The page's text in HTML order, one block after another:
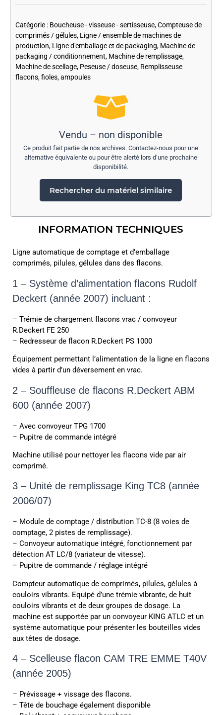
-
Catégorie : Boucheuse - visseuse - sertisseuse,Compteuse de
comprimés / gélules, Ligne / ensemble de machines de
production, Ligne d'emballage et de packaging, Machine de
packaging / conditionnement, Machine de remplissage,
Machine de scellage, Peseuse / doseuse, Remplisseuse
flacons, fioles, ampoules
Vendu – non disponible
Ce produit fait partie de nos archives. Contactez-nous pour une
alternative équivalente ou pour être alerté lors d’une prochaine
disponibilité.
Rechercher du matériel similaire
INFORMATION TECHNIQUES
Ligne automatique de comptage et d’emballage
comprimés, pilules, gélules dans des flacons.
1 – Système d’alimentation flacons Rudolf
Deckert (année 2007) incluant :
– Trémie de chargement flacons vrac / convoyeur
R.Deckert FE 250
– Redresseur de flacon R.Deckert PS 1000
Équipement permettant l’alimentation de la ligne en flacons
vides à partir d’un déversement en vrac.
2 – Souffleuse de flacons R.Deckert ABM
600 (année 2007)
– Avec convoyeur TPG 1700
– Pupitre de commande intégré
Machine utilisé pour nettoyer les flacons vide par air
comprimé.
3 – Unité de remplissage King TC8 (année
2006/07)
– Module de comptage / distribution TC-8 (8 voies de
comptage, 2 pistes de remplissage).
– Convoyeur automatique intégré, fonctionnement par
détection AT LC/8 (variateur de vitesse).
– Pupitre de commande / réglage intégré
Compteur automatique de comprimés, pilules, gélules à
couloirs vibrants. Equipé d’une trémie vibrante, de huit
couloirs vibrants et de deux groupes de dosage. La
machine est supportée par un convoyeur KING ATLC et un
système automatique pour présenter les bouteilles vides
aux têtes de dosage.
4 – Scelleuse flacon CAM TRE EMME T40V
(année 2005)
– Prévissage + vissage des flacons.
– Tête de bouchage également disponible